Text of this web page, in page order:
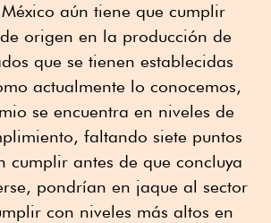
aún tiene que cumplir
origen en la producción de
que se tienen establecidas
actualmente lo conocemos,
se encuentra en niveles de
faltando siete puntos
cumplir antes de que concluya
pondrían en jaque al sector
con niveles más altos en